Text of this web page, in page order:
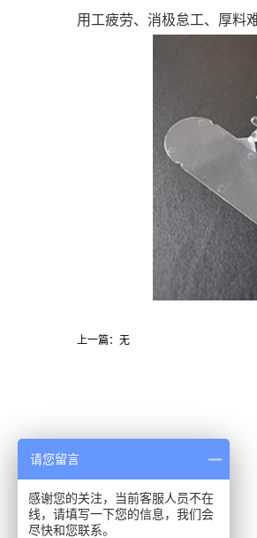
用工疲劳、消极怠工、厚料
上一篇：无
请您留言
感谢您的关注，当前客服人员不在
线，请填写一下您的信息，我们会
尽快和您联系。